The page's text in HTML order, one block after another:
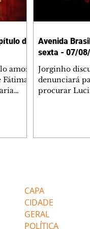
de
amor
Avenida
sexta - 07/
Jorginho
denunciará
procurar
Max estavam
assalto à
CAPA
CIDADE
GERAL
POLÍTICA